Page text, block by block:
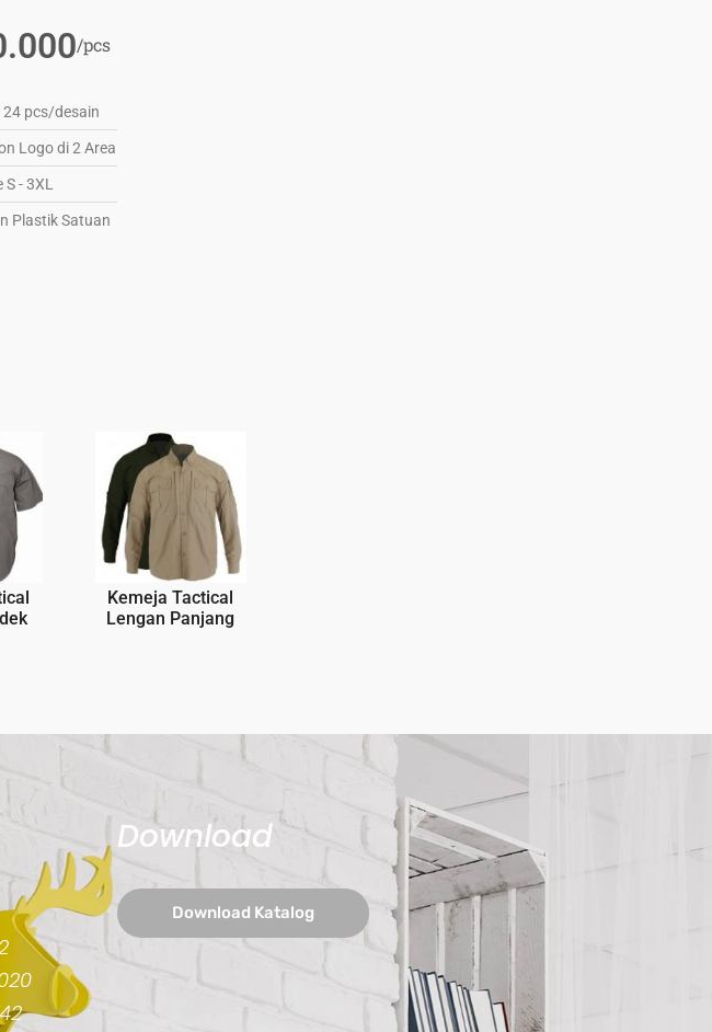
/pcs
24 pcs/desain
Logo di 2 Area
S - 3XL
Plastik Satuan
Kemeja Tactical
Lengan Panjang
Download
Download Katalog